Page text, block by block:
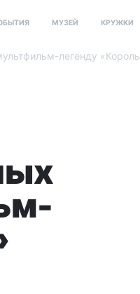
МУЗЕЙ КРУЖКИ
легенду «Король